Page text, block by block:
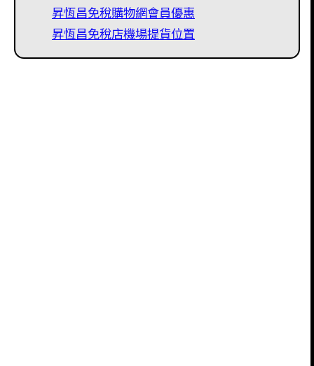
昇恆昌免稅購物網會員優惠
昇恆昌免稅店機場提貨位置